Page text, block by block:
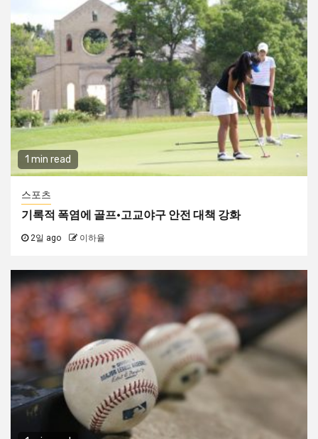
1 min read
스포츠
기록적 폭염에 골프·고교야구 안전 대책 강화
2일 ago 이하율